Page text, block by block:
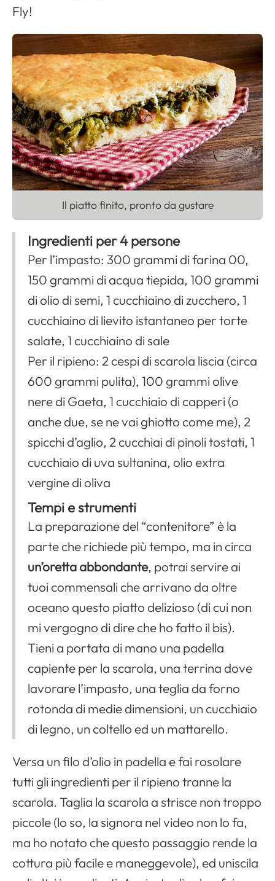
Fly!
Il piatto finito, pronto da gustare
Ingredienti per 4 persone
Per l’impasto: 300 grammi di farina 00,
150 grammi di acqua tiepida, 100 grammi
di olio di semi, 1 cucchiaino di zucchero, 1
cucchiaino di lievito istantaneo per torte
salate, 1 cucchiaino di sale
Per il ripieno: 2 cespi di scarola liscia (circa
600 grammi pulita), 100 grammi olive
nere di Gaeta, 1 cucchiaio di capperi (o
anche due, se ne vai ghiotto come me), 2
spicchi d’aglio, 2 cucchiai di pinoli tostati, 1
cucchiaio di uva sultanina, olio extra
vergine di oliva
Tempi e strumenti
La preparazione del “contenitore” è la
parte che richiede più tempo, ma in circa
un’oretta abbondante, potrai servire ai
tuoi commensali che arrivano da oltre
oceano questo piatto delizioso (di cui non
mi vergogno di dire che ho fatto il bis).
Tieni a portata di mano una padella
capiente per la scarola, una terrina dove
lavorare l’impasto, una teglia da forno
rotonda di medie dimensioni, un cucchiaio
di legno, un coltello ed un mattarello.
Versa un filo d’olio in padella e fai rosolare
tutti gli ingredienti per il ripieno tranne la
scarola. Taglia la scarola a strisce non troppo
piccole (lo so, la signora nel video non lo fa,
ma ho notato che questo passaggio rende la
cottura più facile e maneggevole), ed uniscila